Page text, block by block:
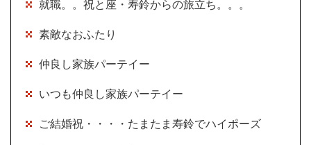
就職。。祝と座・寿鈴からの旅立ち。。。
素敵なおふたり
仲良し家族パーテイー
いつも仲良し家族パーテイー
ご結婚祝・・・・たまたま寿鈴でハイポーズ